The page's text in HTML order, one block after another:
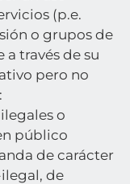
(p.e.
o grupos de
través de su
pero no
o
público
de carácter
de